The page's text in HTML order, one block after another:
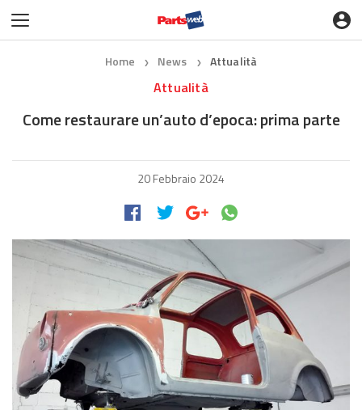
Home ❯ News ❯ Attualità
Attualità
Come restaurare un’auto d’epoca: prima parte
20 Febbraio 2024